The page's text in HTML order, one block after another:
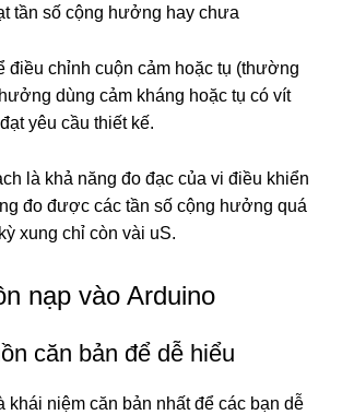
tần số cộng hưởng hay chưa
điều chỉnh cuộn cảm hoặc tụ (thường
dùng cảm kháng hoặc tụ có vít
yêu cầu thiết kế.
là khả năng đo đạc của vi điều khiển
đo được các tần số cộng hưởng quá
xung chỉ còn vài uS.
nạp vào Arduino
căn bản để dễ hiểu
khái niệm căn bản nhất để các bạn dễ